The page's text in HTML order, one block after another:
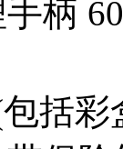
柄
括彩